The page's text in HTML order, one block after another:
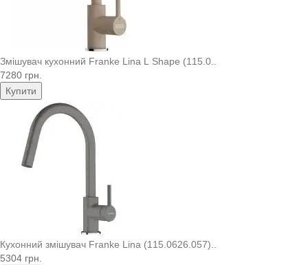
Змішувач кухонний Franke Lina L Shape (115.0..
7280 грн.
Купити
Кухонний змішувач Franke Lina (115.0626.057)..
5304 грн.